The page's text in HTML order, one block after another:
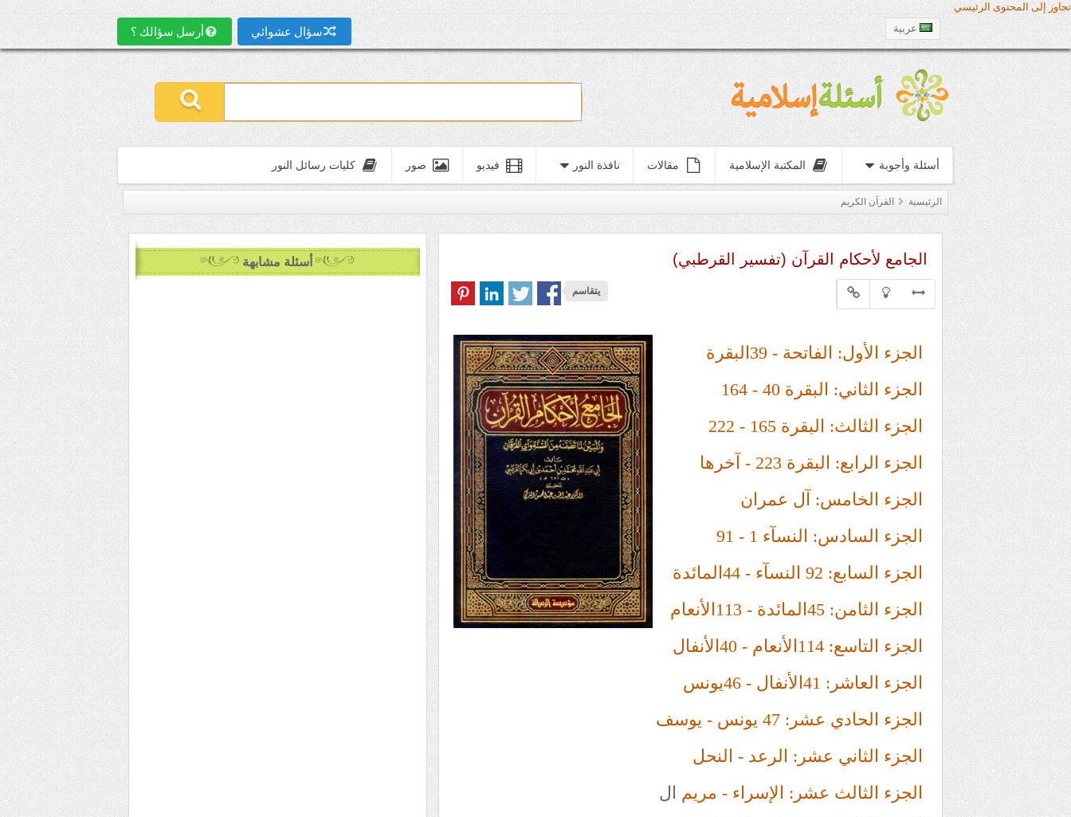
تجاوز إلى المحتوى الرئيسي
عربية
سؤال عشوائي أرسل سؤالك ؟
أسئلة وأجوبة المكتبة الإسلامية مقالات نافذة النور فيديو صور كليات رسائل النور
الرئيسية القرآن الكريم
الجامع لأحكام القرآن (تفسير القرطبي)
يتقاسم
الجزء الأول: الفاتحة - 39البقرة
الجزء الثاني: البقرة 40 - 164
الجزء الثالث: البقرة 165 - 222
الجزء الرابع: البقرة 223 - آخرها
الجزء الخامس: آل عمران
الجزء السادس: النسآء 1 - 91
الجزء السابع: 92 النسآء - 44المائدة
الجزء الثامن: 45المائدة - 113الأنعام
الجزء التاسع: 114الأنعام - 40الأنفال
الجزء العاشر: 41الأنفال - 46يونس
الجزء الحادي عشر: 47 يونس - يوسف
الجزء الثاني عشر: الرعد - النحل
الجزء الثالث عشر: الإسراء - مريم ال
أسئلة مشابهة